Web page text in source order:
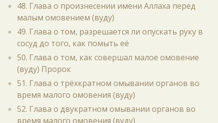
48. Глава о произнесении имени Аллаха перед
малым омовением (вуду)
49. Глава о том, разрешается ли опускать руку в
сосуд до того, как помыть её
50. Глава о том, как совершал малое омовение
(вуду) Пророк
51. Глава о трёхкратном омывании органов во
время малого омовения (вуду)
52. Глава о двукратном омывании органов во
время малого омовения (вуду)